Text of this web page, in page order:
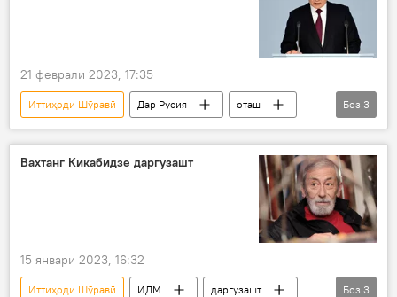
21 феврали 2023, 17:35
Иттиҳоди Шӯравӣ Дар Русия
оташ
ноором
паём нооромӣ
Боз 3
Вахтанг Кикабидзе даргузашт
15 январи 2023, 16:32
Иттиҳоди Шӯравӣ ИДМ
даргузашт
Боз 3